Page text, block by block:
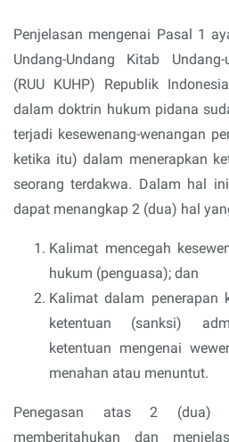
Penjelasan mengenai Pasal 1
Undang-Undang Kitab
(RUU KUHP) Republik
dalam doktrin hukum pidana
terjadi kesewenang-wenangan
ketika itu) dalam menerapkan
seorang terdakwa. Dalam hal
dapat menangkap 2 (dua) hal
Kalimat mencegah
hukum (penguasa); dan
Kalimat dalam penerapan
ketentuan (sanksi)
ketentuan mengenai
menahan atau menuntut.
Penegasan atas 2 (dua)
memberitahukan dan